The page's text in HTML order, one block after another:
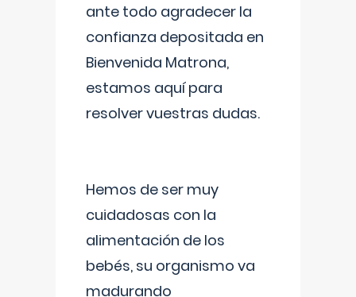
ante todo agradecer la
confianza depositada en
Bienvenida Matrona,
estamos aquí para
resolver vuestras dudas.
Hemos de ser muy
cuidadosas con la
alimentación de los
bebés, su organismo va
madurando